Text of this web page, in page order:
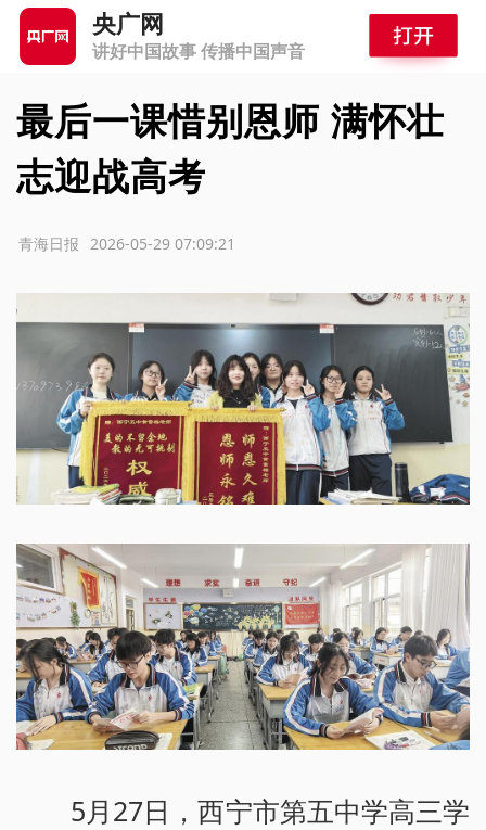
央广网
讲好中国故事 传播中国声音
最后一课惜别恩师 满怀壮
志迎战高考
2026-05-29 07:09:21
青海日报
5月27日，西宁市第五中学高三学